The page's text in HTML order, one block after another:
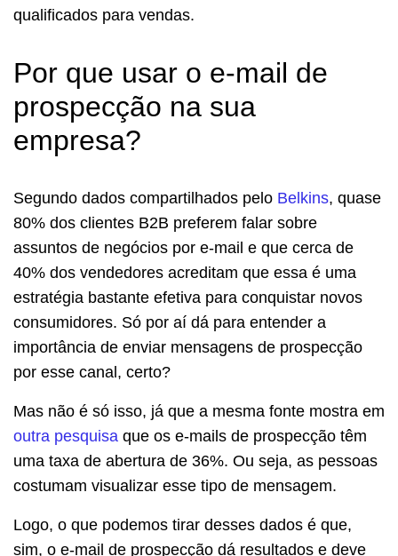
qualificados para vendas.
Por que usar o e-mail de
prospecção na sua
empresa?
Segundo dados compartilhados pelo Belkins, quase
80% dos clientes B2B preferem falar sobre
assuntos de negócios por e-mail e que cerca de
40% dos vendedores acreditam que essa é uma
estratégia bastante efetiva para conquistar novos
consumidores. Só por aí dá para entender a
importância de enviar mensagens de prospecção
por esse canal, certo?
Mas não é só isso, já que a mesma fonte mostra em
outra pesquisa que os e-mails de prospecção têm
uma taxa de abertura de 36%. Ou seja, as pessoas
costumam visualizar esse tipo de mensagem.
Logo, o que podemos tirar desses dados é que,
sim, o e-mail de prospecção dá resultados e deve